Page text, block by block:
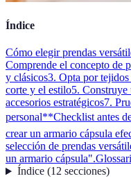
Índice
Cómo elegir prendas
Comprende el concepto de
y clásicos3. Opta por
corte y el estilo5. Construye
accesorios estratégicos7.
personal**Checklist antes
crear un armario cápsula
selección de prendas
un armario cápsula".
Índice(12 secciones)